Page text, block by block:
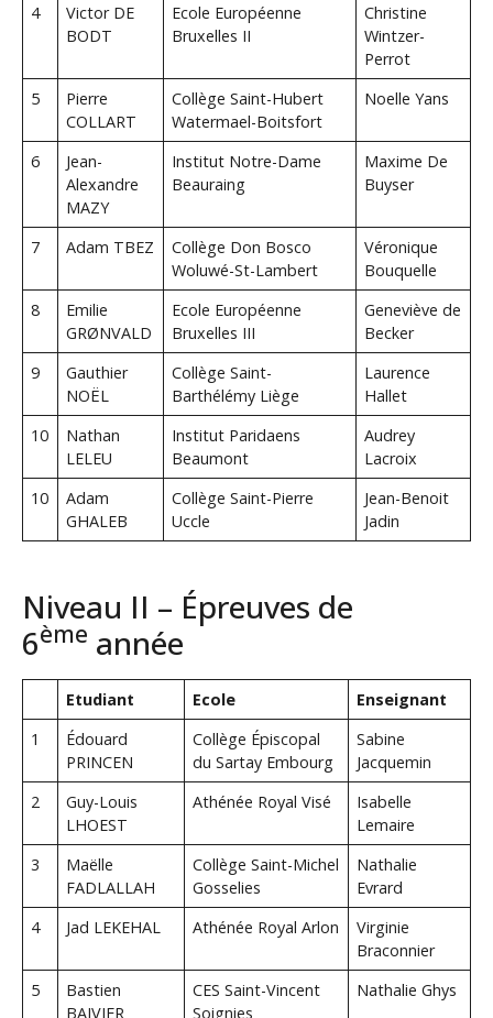
4
Victor DE
BODT
Ecole Européenne
Bruxelles II
Christine
Wintzer-
Perrot
5
Pierre
COLLART
Collège Saint-Hubert
Watermael-Boitsfort
Noelle Yans
6
Jean-
Alexandre
MAZY
Institut Notre-Dame
Beauraing
Maxime De
Buyser
7 Adam TBEZ
Collège Don Bosco
Woluwé-St-Lambert
Véronique
Bouquelle
8
Emilie
GRØNVALD
Ecole Européenne
Bruxelles III
Geneviève de
Becker
9
Gauthier
NOËL
Collège Saint-
Barthélémy Liège
Laurence
Hallet
10
Nathan
LELEU
Institut Paridaens
Beaumont
Audrey
Lacroix
10
Adam
GHALEB
Collège Saint-Pierre
Uccle
Jean-Benoit
Jadin
Niveau II – Épreuves de
6ème année
Etudiant Ecole
Enseignant
1
Édouard
PRINCEN
Collège Épiscopal
du Sartay Embourg
Sabine
Jacquemin
2
Guy-Louis
LHOEST
Athénée Royal Visé
Isabelle
Lemaire
3
Maëlle
FADLALLAH
Collège Saint-Michel
Gosselies
Nathalie
Evrard
4
Jad LEKEHAL Athénée Royal Arlon
Virginie
Braconnier
5
Bastien
BAIVIER
CES Saint-Vincent
Soignies
Nathalie Ghys